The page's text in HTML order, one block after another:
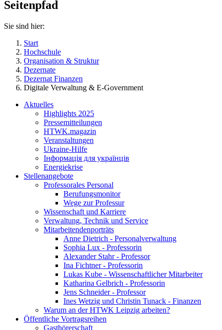
Seitenpfad
Sie sind hier:
Start
Hochschule
Organisation & Struktur
Dezernate
Dezernat Finanzen
Digitale Verwaltung & E-Government
Aktuelles
Highlights 2025
Pressemitteilungen
HTWK.magazin
Veranstaltungen
Ukraine-Hilfe
Інформація для українців
Energiekrise
Stellenangebote
Professorales Personal
Berufungsmonitor
Wege zur Professur
Wissenschaft und Karriere
Verwaltung, Technik und Service
Mitarbeitendenporträts
Anne Dietrich - Personalverwaltung
Sophia Lux - Professorin
Alexander Stahr - Professor
Ina Fichtner - Professorin
Lukas Kube - Wissenschaftlicher Mitarbeiter
Katharina Gelbrich - Professorin
Jens Schneider - Professor
Ines Wetzig und Christin Tunack - Finanzen
Warum an der HTWK Leipzig arbeiten?
Öffentliche Vortragsreihen
Gasthörerschaft